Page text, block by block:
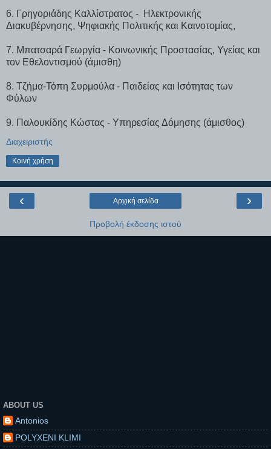
6. Γρηγοριάδης Καλλίστρατος - Ηλεκτρονικής
Διακυβέρνησης, Ψηφιακής Πολιτικής και Καινοτομίας,
7. Μπατσαρά Γεωργία - Κοινωνικής Προστασίας, Υγείας και
τον Εθελοντισμού (άμισθη)
8. Τζήμα-Τόπη Συρμούλα - Παιδείας και Ισότητας των
Φύλων
9. Παλουκίδης Κώστας - Υπηρεσίας Δόμησης (άμισθος)
Διαχειριστής
Κοινή χρήση
‹ ›
Αρχική σελίδα
Προβολή έκδοσης ιστού
ABOUT US
Antonios
POLYXENI KLIMI